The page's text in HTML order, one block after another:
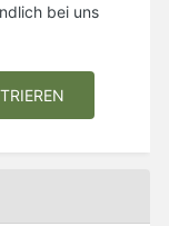
bei uns